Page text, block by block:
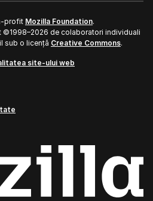
profit Mozilla Foundation.
©1998–2026 de colaboratori individuali
sub o licență Creative Commons.
site-ului web